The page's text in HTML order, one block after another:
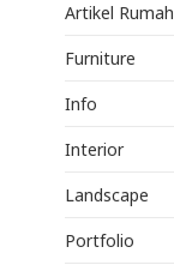
Artikel Rumah
Furniture
Info
Interior
Landscape
Portfolio